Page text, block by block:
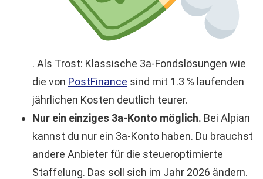
. Als Trost: Klassische 3a-Fondslösungen wie
die von PostFinance sind mit 1.3 % laufenden
jährlichen Kosten deutlich teurer.
Nur ein einziges 3a-Konto möglich. Bei Alpian
kannst du nur ein 3a-Konto haben. Du brauchst
andere Anbieter für die steueroptimierte
Staffelung. Das soll sich im Jahr 2026 ändern.